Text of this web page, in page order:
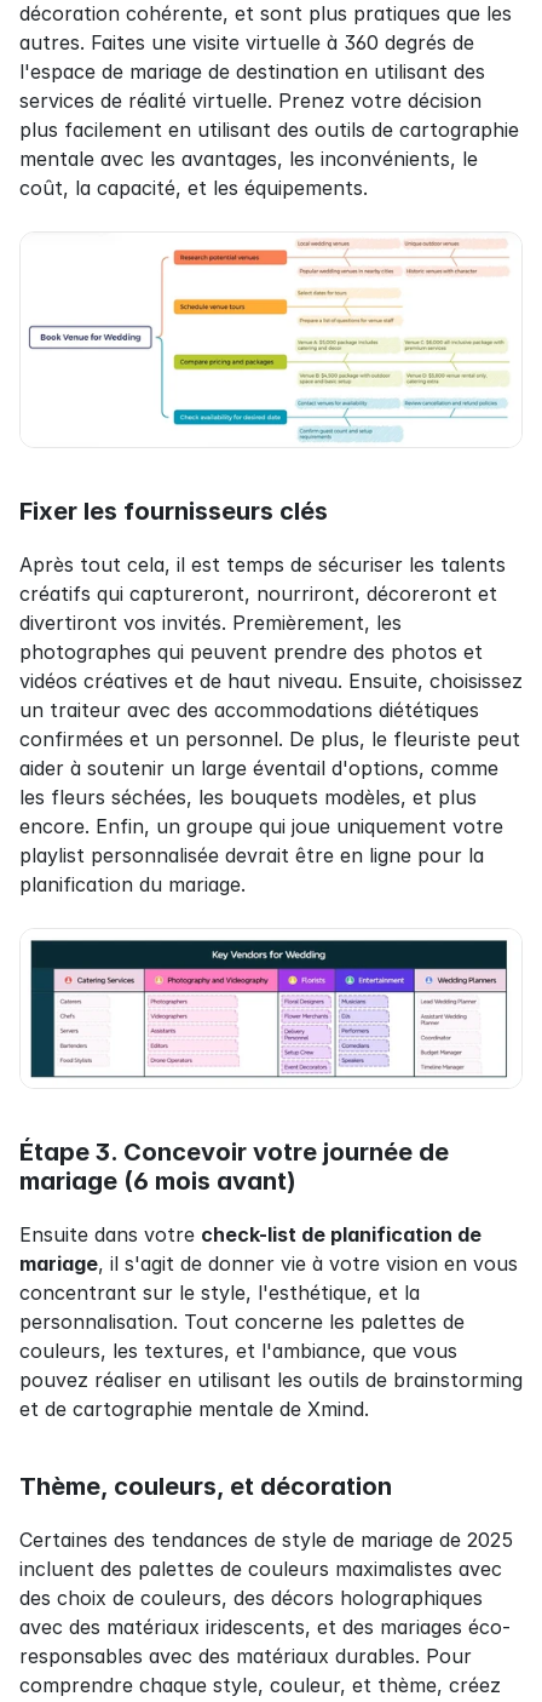
décoration cohérente, et sont plus pratiques que les
autres. Faites une visite virtuelle à 360 degrés de
l'espace de mariage de destination en utilisant des
services de réalité virtuelle. Prenez votre décision
plus facilement en utilisant des outils de cartographie
mentale avec les avantages, les inconvénients, le
coût, la capacité, et les équipements.
Fixer les fournisseurs clés
Après tout cela, il est temps de sécuriser les talents
créatifs qui captureront, nourriront, décoreront et
divertiront vos invités. Premièrement, les
photographes qui peuvent prendre des photos et
vidéos créatives et de haut niveau. Ensuite, choisissez
un traiteur avec des accommodations diététiques
confirmées et un personnel. De plus, le fleuriste peut
aider à soutenir un large éventail d'options, comme
les fleurs séchées, les bouquets modèles, et plus
encore. Enfin, un groupe qui joue uniquement votre
playlist personnalisée devrait être en ligne pour la
planification du mariage.
Étape 3. Concevoir votre journée de
mariage (6 mois avant)
Ensuite dans votre check-list de planification de
mariage, il s'agit de donner vie à votre vision en vous
concentrant sur le style, l'esthétique, et la
personnalisation. Tout concerne les palettes de
couleurs, les textures, et l'ambiance, que vous
pouvez réaliser en utilisant les outils de brainstorming
et de cartographie mentale de Xmind.
Thème, couleurs, et décoration
Certaines des tendances de style de mariage de 2025
incluent des palettes de couleurs maximalistes avec
des choix de couleurs, des décors holographiques
avec des matériaux iridescents, et des mariages éco-
responsables avec des matériaux durables. Pour
comprendre chaque style, couleur, et thème, créez